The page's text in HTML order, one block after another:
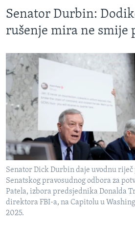
Senator Durbin:
rušenje mira ne smije
Senator Dick Durbin daje uvodnu
Senatskog pravosudnog odbora za
Patela, izbora predsjednika Donalda
direktora FBI-a, na Capitolu u
2025.